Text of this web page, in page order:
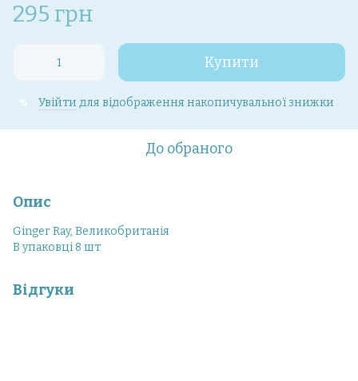
295 грн
Купити
% Увійти для відображення накопичувальної знижки
До обраного
Опис
Ginger Ray, Великобританія
В упаковці 8 шт
Відгуки